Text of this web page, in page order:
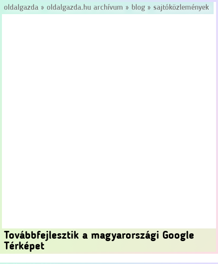
oldalgazda » oldalgazda.hu archívum » blog » sajtóközlemények
Továbbfejlesztik a magyarországi Google
Térképet